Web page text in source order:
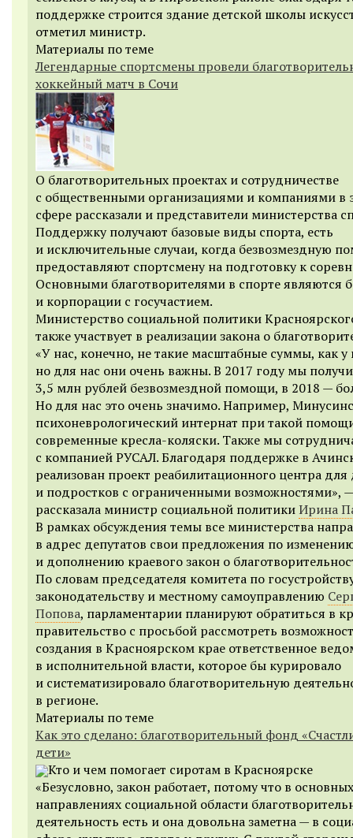
поддержке строится здание детской школы
отметил министр.
Материалы по теме
Легендарные спортсмены провели
хоккейный матч в Сочи
О благотворительных проектах и сотрудничестве
с общественными организациями и компаниями в
сфере рассказали и представители министерства
Поддержку получают базовые виды спорта, есть
и исключительные случаи, когда безвозмездную
предоставляют спортсмену на подготовку к
Основными благотворителями в спорте являются
и корпорации с госучастием.
Министерство социальной политики
также участвует в реализации закона о
«У нас, конечно, не такие масштабные суммы, как у
но для нас они очень важны. В 2017 году мы
3,5 млн рублей безвозмездной помощи, в 2018 —
Но для нас это очень значимо. Например,
психоневрологический интернат при такой
современные кресла-коляски. Также мы
с компанией РУСАЛ. Благодаря поддержке в
реализован проект реабилитационного центра для
и подростков с ограниченными возможностями», —
рассказала министр социальной политикиИрина
В рамках обсуждения темы все министерства
в адрес депутатов свои предложения по
и дополнению краевого закон о
По словам председателя комитета по
законодательству и местному самоуправлению
Попова, парламентарии планируют обратиться в
правительство с просьбой рассмотреть
создания в Красноярском крае ответственное
в исполнительной власти, которое бы курировало
и систематизировало благотворительную
в регионе.
Материалы по теме
Как это сделано: благотворительный фонд
дети»
Кто и чем помогает сиротам в Красноярске
«Безусловно, закон работает, потому что в основных
направлениях социальной области
деятельность есть и она довольна заметна — в